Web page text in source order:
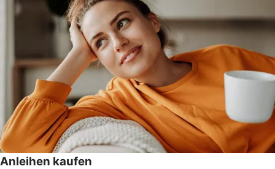
Anleihen kaufen